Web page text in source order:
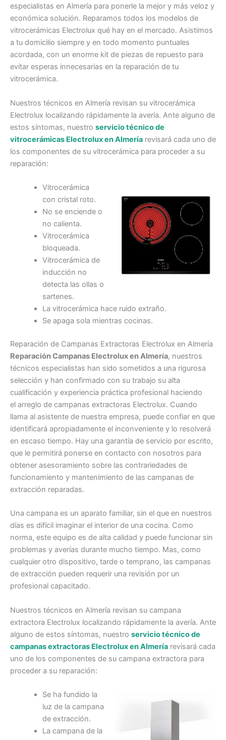
especialistas en Almería para ponerle la mejor y más veloz y
económica solución. Reparamos todos los modelos de
vitrocerámicas Electrolux qué hay en el mercado. Asistimos
a tu domicilio siempre y en todo momento puntuales
acordada, con un enorme kit de piezas de repuesto para
evitar esperas innecesarias en la reparación de tu
vitrocerámica.
Nuestros técnicos en Almería revisan su vitrocerámica
Electrolux localizando rápidamente la avería. Ante alguno de
estos síntomas, nuestro servicio técnico de
vitrocerámicas Electrolux en Almería revisará cada uno de
los componentes de su vitrocerámica para proceder a su
reparación:
Vitrocerámica
con cristal roto.
No se enciende o
no calienta.
Vitrocerámica
bloqueada.
Vitrocerámica de
inducción no
detecta las ollas o
sartenes.
La vitrocerámica hace ruido extraño.
Se apaga sola mientras cocinas.
Reparación de Campanas Extractoras Electrolux en Almería
Reparación Campanas Electrolux en Almería, nuestros
técnicos especialistas han sido sometidos a una rigurosa
selección y han confirmado con su trabajo su alta
cualificación y experiencia práctica profesional haciendo
el arreglo de campanas extractoras Electrolux. Cuando
llama al asistente de nuestra empresa, puede confiar en que
identificará apropiadamente el inconveniente y lo resolverá
en escaso tiempo. Hay una garantía de servicio por escrito,
que le permitirá ponerse en contacto con nosotros para
obtener asesoramiento sobre las contrariedades de
funcionamiento y mantenimiento de las campanas de
extracción reparadas.
Una campana es un aparato familiar, sin el que en nuestros
días es difícil imaginar el interior de una cocina. Como
norma, este equipo es de alta calidad y puede funcionar sin
problemas y averías durante mucho tiempo. Mas, como
cualquier otro dispositivo, tarde o temprano, las campanas
de extracción pueden requerir una revisión por un
profesional capacitado.
Nuestros técnicos en Almería revisan su campana
extractora Electrolux localizando rápidamente la avería. Ante
alguno de estos síntomas, nuestro servicio técnico de
campanas extractoras Electrolux en Almería revisará cada
uno de los componentes de su campana extractora para
proceder a su reparación:
Se ha fundido la
luz de la campana
de extracción.
La campana de la